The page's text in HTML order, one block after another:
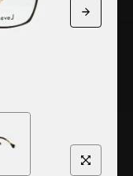
Next